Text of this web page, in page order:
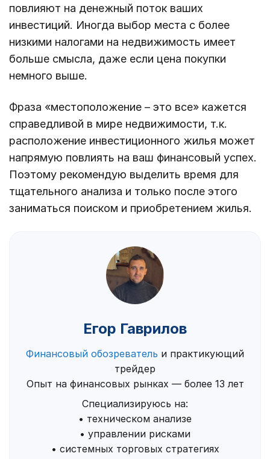
повлияют на денежный поток ваших
инвестиций. Иногда выбор места с более
низкими налогами на недвижимость имеет
больше смысла, даже если цена покупки
немного выше.
Фраза «местоположение – это все» кажется
справедливой в мире недвижимости, т.к.
расположение инвестиционного жилья может
напрямую повлиять на ваш финансовый успех.
Поэтому рекомендую выделить время для
тщательного анализа и только после этого
заниматься поиском и приобретением жилья.
Егор Гаврилов
Финансовый обозреватель и практикующий
трейдер
Опыт на финансовых рынках — более 13 лет
Специализируюсь на:
• техническом анализе
• управлении рисками
• системных торговых стратегиях